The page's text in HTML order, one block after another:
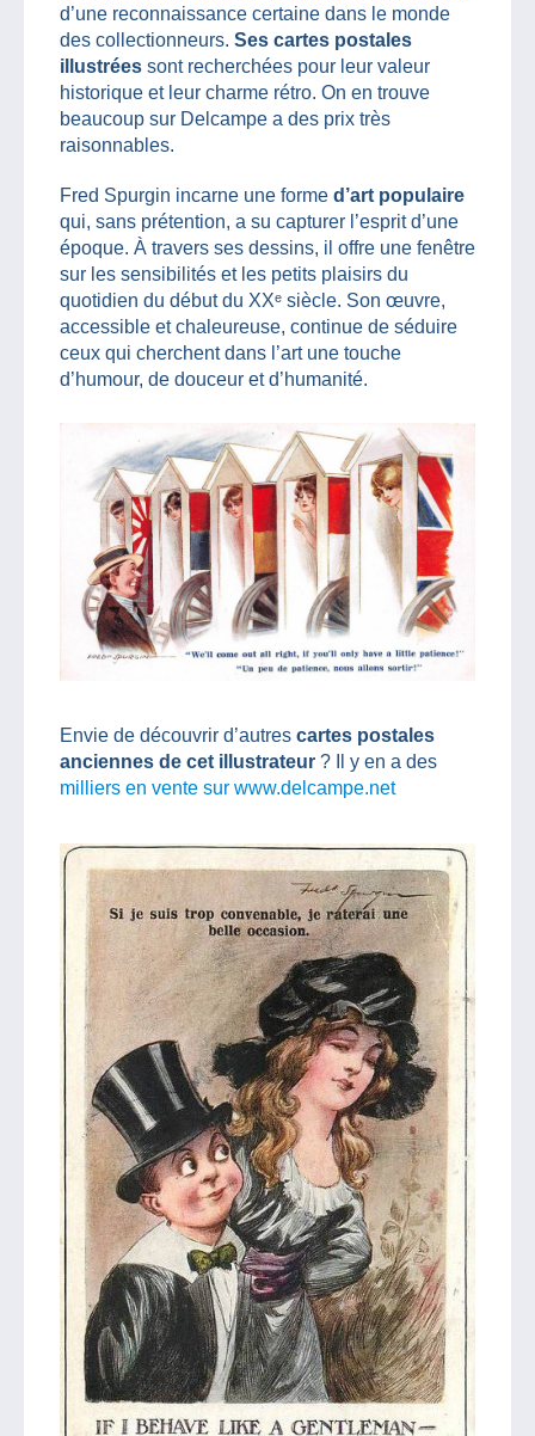
d’une reconnaissance certaine dans le monde
des collectionneurs. Ses cartes postales
illustrées sont recherchées pour leur valeur
historique et leur charme rétro. On en trouve
beaucoup sur Delcampe a des prix très
raisonnables.
Fred Spurgin incarne une forme d’art populaire
qui, sans prétention, a su capturer l’esprit d’une
époque. À travers ses dessins, il offre une fenêtre
sur les sensibilités et les petits plaisirs du
quotidien du début du XXᵉ siècle. Son œuvre,
accessible et chaleureuse, continue de séduire
ceux qui cherchent dans l’art une touche
d’humour, de douceur et d’humanité.
Envie de découvrir d’autres cartes postales
anciennes de cet illustrateur ? Il y en a des
milliers en vente sur www.delcampe.net